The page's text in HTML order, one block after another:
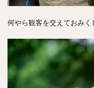
何やら観客を交えておみく